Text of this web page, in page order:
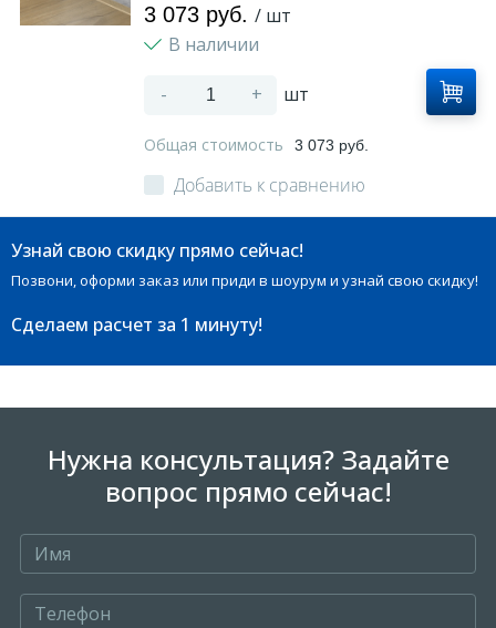
3 073 руб. / шт
В наличии
- + шт
Общая стоимость 3 073 руб.
Добавить к сравнению
Узнай свою скидку прямо сейчас!
Позвони, оформи заказ или приди в шоурум и узнай свою скидку!
Сделаем расчет за 1 минуту!
Нужна консультация? Задайте
вопрос прямо сейчас!